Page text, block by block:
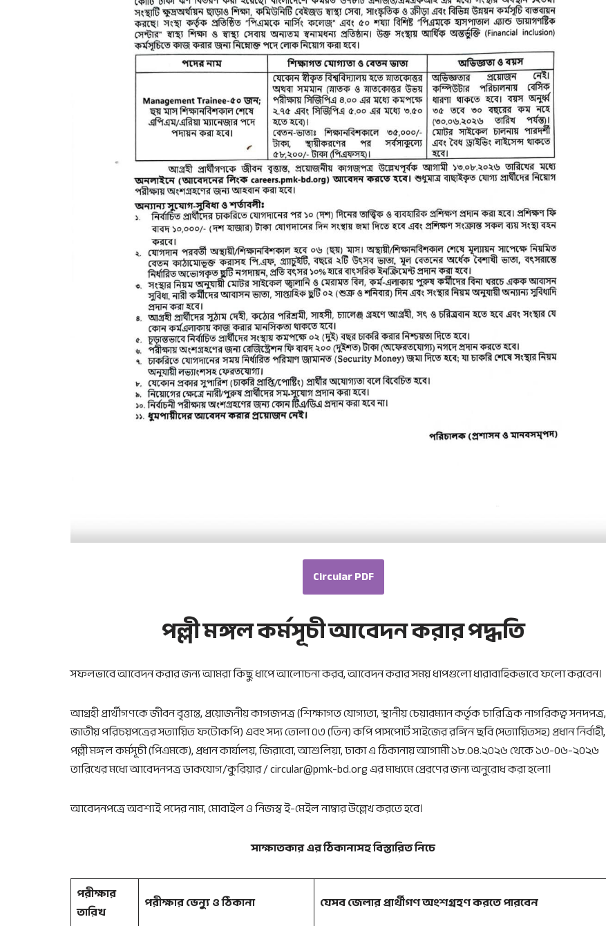
Circular PDF
পল্লী মঙ্গল কর্মসূচী আবেদন করার পদ্ধতি
সফলভাবে আবেদন করার জন্য আমরা কিছু ধাপে আলোচনা করব, আবেদন করার সময় ধাপগুলো ধারাবাহিকভাবে ফলো করবেন।
আগ্রহী প্রার্থীগণকে জীবন বৃত্তান্ত, প্রয়োজনীয় কাগজপত্র (শিক্ষাগত যোগ্যতা, স্থানীয় চেয়ারম্যান কর্তৃক চারিত্রিক নাগরিকত্ব সনদপত্র,
জাতীয় পরিচয়পত্রের সত্যায়িত ফটোকপি) এবং সদ্য তোলা ০৩ (তিন) কপি পাসপোর্ট সাইজের রঙ্গিন ছবি (সত্যায়িতসহ) প্রধান নির্বাহী,
পল্লী মঙ্গল কর্মসূচী (পিএমকে), প্রধান কার্যালয়, জিরাবো, আশুলিয়া, ঢাকা এ ঠিকানায় আগামী ১৮.০৪.২০২৬ থেকে ১৩-০৬-২০২৬
তারিখের মধ্যে আবেদনপত্র ডাকযোগ/কুরিয়ার / circular@pmk-bd.org এর মাধ্যমে প্রেরণের জন্য অনুরোধ করা হলো।
আবেদনপত্রে অবশ্যই পদের নাম, মোবাইল ও নিজস্ব ই-মেইল নাম্বার উল্লেখ করতে হবে।
সাক্ষাতকার এর ঠিকানাসহ বিস্তারিত নিচে
পরীক্ষার
তারিখ
পরীক্ষার ভেন্যু ও ঠিকানা যেসব জেলার প্রার্থীগণ অংশগ্রহণ করতে পারবেন